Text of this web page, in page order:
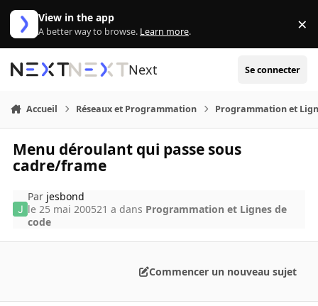
Aller au contenu
View in the app
A better way to browse. Learn more. ×
Next Se connecter
Accueil Réseaux et Programmation Programmation et
Menu déroulant qui passe sous
cadre/frame
Par jesbond
le 25 mai 200521 a dans Programmation et Lignes de
code
Commencer un nouveau sujet